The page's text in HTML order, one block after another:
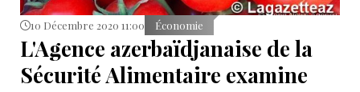
10 Décembre 2020 11:00 Économie
L'Agence azerbaïdjanaise de la
Sécurité Alimentaire examine